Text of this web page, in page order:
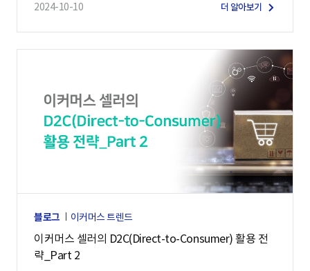
2024-10-10 더 알아보기
블로그 이커머스 트렌드
이커머스 셀러의 D2C(Direct-to-Consumer) 활용 전
략_Part 2